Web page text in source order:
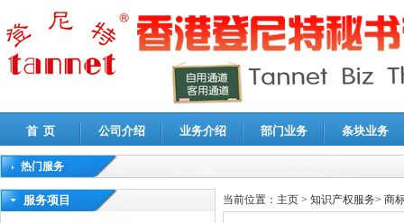
首 页 公司介绍 业务介绍 部门业务 条块业务
热门服务
高新技术企业认定审计|企业所得税汇算清缴申报鉴证
服务项目 当前位置： 主页 > 知识产权服务> 商